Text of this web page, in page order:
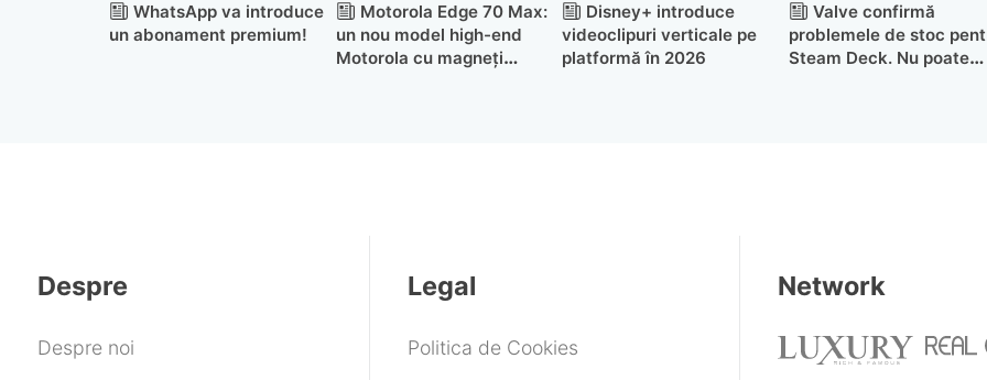
WhatsApp va introduce
un abonament premium!
Motorola Edge 70 Max:
un nou model high-end
Motorola cu magneți
Disney+ introduce
videoclipuri verticale pe
platformă în 2026
Valve confirmă
problemele de stoc
Steam Deck. Nu poate
Despre
Despre noi
Legal
Politica de Cookies
Network